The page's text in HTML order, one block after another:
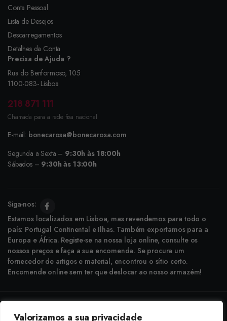
Valorizamos a sua privacidade
Conta Pessoal
Lista de Desejos
Descarregamentos
Detalhes da Conta
Precisa de Ajuda ?
Rua do Benformoso, 105
1100-083- Lisboa
218 871 111
Chamada para a rede fixa nacional
E-mail: bonecarosa@bonecarosa.com
Segunda a Sexta – 9:30h às 18:00h
Sábados – 9:30h às 13:00h
Siga-nos:
Estamos localizados em Lisboa, mas revendemos para todo o
país: Portugal Continental e Ilhas. Também exportamos para a
Europa e África. Registe-se na nossa loja online, consulte os
nossos preços e faça a sua encomenda. Se procura um
fornecedor de artigos e material, encontrou o sítio certo.
Encomende online sem ter que deslocar ao nosso armazém!